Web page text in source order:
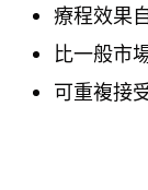
療程效果
比一般市
可重複接